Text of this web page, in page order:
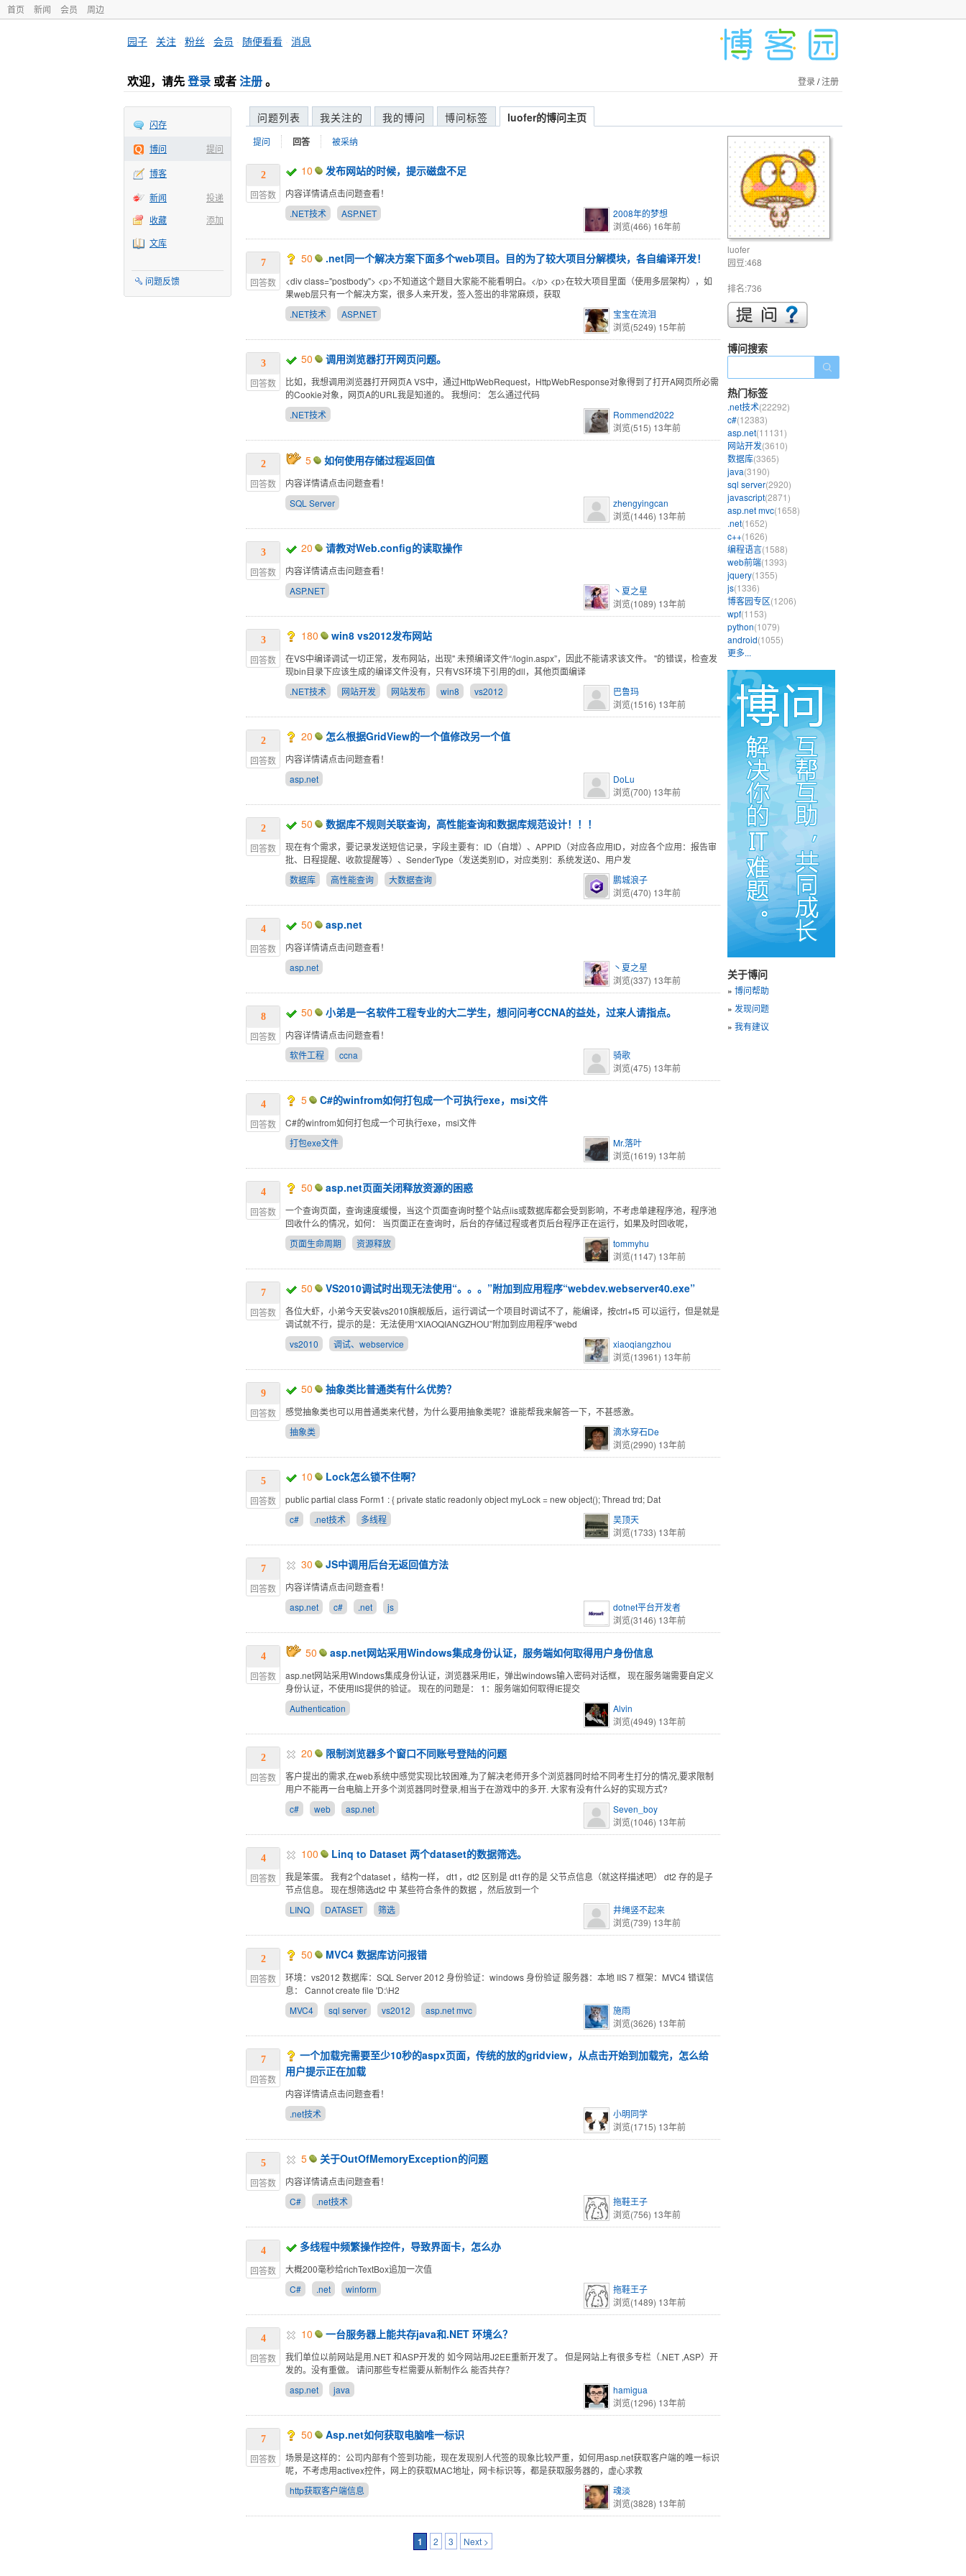
首页 新闻 会员 周边
园子 关注 粉丝 会员 随便看看 消息
欢迎，请先登录 或者注册。 登录/注册
闪存
提问
博问
博客
投递
新闻
添加
收藏
文库
问题反馈
问题列表 我关注的 我的博问 博问标签 luofer的博问主页
提问 回答 被采纳
2
回答数
10 发布网站的时候，提示磁盘不足
内容详情请点击问题查看！
.NET技术
ASP.NET
2008年的梦想
浏览(466) 16年前
7
回答数
50 .net同一个解决方案下面多个web项目。目的为了较大项目分解模块，各自编译开发！
<div class="postbody"> <p>不知道这个题目大家能不能看明白。</p> <p>在较大项目里面（使用多层架构），如
果web层只有一个解决方案，很多人来开发，签入签出的非常麻烦，获取
.NET技术
ASP.NET
宝宝在流泪
浏览(5249) 15年前
3
回答数
50 调用浏览器打开网页问题。
比如，我想调用浏览器打开网页A VS中，通过HttpWebRequest，HttpWebResponse对象得到了打开A网页所必需
的Cookie对象，网页A的URL我是知道的。 我想问： 怎么通过代码
.NET技术
Rommend2022
浏览(515) 13年前
2
回答数
5 如何使用存储过程返回值
内容详情请点击问题查看！
SQL Server
zhengyingcan
浏览(1446) 13年前
3
回答数
20 请教对Web.config的读取操作
内容详情请点击问题查看！
ASP.NET
丶夏之星
浏览(1089) 13年前
3
回答数
180 win8 vs2012发布网站
在VS中编译调试一切正常，发布网站，出现" 未预编译文件“/login.aspx”，因此不能请求该文件。 "的错误，检查发
现bin目录下应该生成的编译文件没有，只有VS环境下引用的dll，其他页面编译
.NET技术
网站开发 网站发布 win8 vs2012
巴鲁玛
浏览(1516) 13年前
2
回答数
20 怎么根据GridView的一个值修改另一个值
内容详情请点击问题查看！
asp.net
DoLu
浏览(700) 13年前
2
回答数
50 数据库不规则关联查询，高性能查询和数据库规范设计！！！
现在有个需求，要记录发送短信记录，字段主要有：ID（自增）、APPID（对应各应用ID，对应各个应用：报告审
批、日程提醒、收款提醒等）、SenderType（发送类别ID，对应类别：系统发送0、用户发
数据库
高性能查询 大数据查询
鹏城浪子
浏览(470) 13年前
4
回答数
50 asp.net
内容详情请点击问题查看！
asp.net
丶夏之星
浏览(337) 13年前
8
回答数
50 小弟是一名软件工程专业的大二学生，想问问考CCNA的益处，过来人请指点。
内容详情请点击问题查看！
软件工程
ccna
骑歌
浏览(475) 13年前
4
回答数
5 C#的winfrom如何打包成一个可执行exe，msi文件
C#的winfrom如何打包成一个可执行exe，msi文件
打包exe文件
Mr.落叶
浏览(1619) 13年前
4
回答数
50 asp.net页面关闭释放资源的困惑
一个查询页面，查询速度缓慢，当这个页面查询时整个站点iis或数据库都会受到影响，不考虑单建程序池，程序池
回收什么的情况，如何： 当页面正在查询时，后台的存储过程或者页后台程序正在运行，如果及时回收呢，
页面生命周期
资源释放
tommyhu
浏览(1147) 13年前
7
回答数
50 VS2010调试时出现无法使用“。。。”附加到应用程序“webdev.webserver40.exe”
各位大虾，小弟今天安装vs2010旗舰版后，运行调试一个项目时调试不了，能编译，按ctrl+f5 可以运行，但是就是
调试就不行，提示的是：无法使用“XIAOQIANGZHOU”附加到应用程序“webd
vs2010
调试、webservice
xiaoqiangzhou
浏览(13961) 13年前
9
回答数
50 抽象类比普通类有什么优势？
感觉抽象类也可以用普通类来代替，为什么要用抽象类呢？谁能帮我来解答一下，不甚感激。
抽象类
滴水穿石De
浏览(2990) 13年前
5
回答数
10 Lock怎么锁不住啊？
public partial class Form1 : { private static readonly object myLock = new object(); Thread trd; Dat
c#
.net技术 多线程
吴顶天
浏览(1733) 13年前
7
回答数
30 JS中调用后台无返回值方法
内容详情请点击问题查看！
asp.net
c# .net js
dotnet平台开发者
浏览(3146) 13年前
4
回答数
50 asp.net网站采用Windows集成身份认证，服务端如何取得用户身份信息
asp.net网站采用Windows集成身份认证，浏览器采用IE，弹出windows输入密码对话框， 现在服务端需要自定义
身份认证，不使用IIS提供的验证。 现在的问题是： 1：服务端如何取得IE提交
Authentication
Alvin
浏览(4949) 13年前
2
回答数
20 限制浏览器多个窗口不同账号登陆的问题
客户提出的需求,在web系统中感觉实现比较困难,为了解决老师开多个浏览器同时给不同考生打分的情况,要求限制
用户不能再一台电脑上开多个浏览器同时登录,相当于在游戏中的多开. 大家有没有什么好的实现方式?
c#
web asp.net
Seven_boy
浏览(1046) 13年前
4
回答数
100 Linq to Dataset 两个dataset的数据筛选。
我是笨蛋。 我有2个dataset ，结构一样， dt1，dt2 区别是 dt1存的是 父节点信息（就这样描述吧） dt2 存的是子
节点信息。 现在想筛选dt2 中 某些符合条件的数据 ，然后放到一个
LINQ
DATASET 筛选
井绳竖不起来
浏览(739) 13年前
2
回答数
50 MVC4 数据库访问报错
环境：vs2012 数据库：SQL Server 2012 身份验证：windows 身份验证 服务器：本地 IIS 7 框架：MVC4 错误信
息： Cannot create file 'D:\H2
MVC4
sql server vs2012 asp.net mvc
施雨
浏览(3626) 13年前
7
回答数
一个加载完需要至少10秒的aspx页面，传统的放的gridview，从点击开始到加载完，怎么给
用户提示正在加载
内容详情请点击问题查看！
.net技术
小明同学
浏览(1715) 13年前
5
回答数
5 关于OutOfMemoryException的问题
内容详情请点击问题查看！
C#
.net技术
拖鞋王子
浏览(756) 13年前
4
回答数
多线程中频繁操作控件，导致界面卡，怎么办
大概200毫秒给richTextBox追加一次值
C#
.net winform
拖鞋王子
浏览(1489) 13年前
4
回答数
10 一台服务器上能共存java和.NET 环境么？
我们单位以前网站是用.NET 和ASP开发的 如今网站用J2EE重新开发了。 但是网站上有很多专栏（.NET ,ASP）开
发的。没有重做。 请问那些专栏需要从新制作么 能否共存？
asp.net
java
hamigua
浏览(1296) 13年前
7
回答数
50 Asp.net如何获取电脑唯一标识
场景是这样的：公司内部有个签到功能，现在发现别人代签的现象比较严重，如何用asp.net获取客户端的唯一标识
呢，不考虑用activex控件，网上的获取MAC地址，网卡标识等，都是获取服务器的，虚心求教
http获取客户端信息
魂淡
浏览(3828) 13年前
1 2 3 Next >
luofer
园豆:468
排名:736
博问搜索
热门标签
.net技术(22292)
c#(12383)
asp.net(11131)
网站开发(3610)
数据库(3365)
java(3190)
sql server(2920)
javascript(2871)
asp.net mvc(1658)
.net(1652)
c++(1626)
编程语言(1588)
web前端(1393)
jquery(1355)
js(1336)
博客园专区(1206)
wpf(1153)
python(1079)
android(1055)
更多...
关于博问
» 博问帮助
» 发现问题
» 我有建议